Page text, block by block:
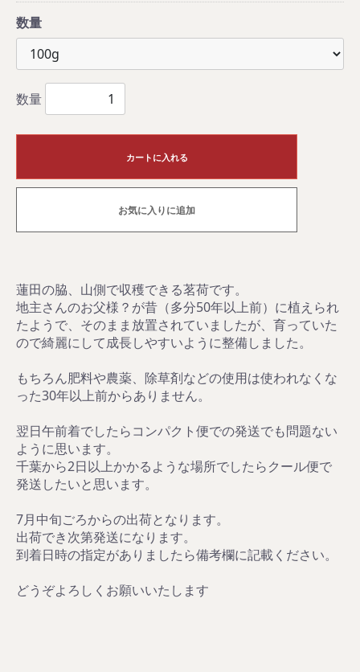
数量
数量
カートに入れる
お気に入りに追加
蓮田の脇、山側で収穫できる茗荷です。
地主さんのお父様？が昔（多分50年以上前）に植えられ
たようで、そのまま放置されていましたが、育っていた
ので綺麗にして成長しやすいように整備しました。
もちろん肥料や農薬、除草剤などの使用は使われなくな
った30年以上前からありません。
翌日午前着でしたらコンパクト便での発送でも問題ない
ように思います。
千葉から2日以上かかるような場所でしたらクール便で
発送したいと思います。
7月中旬ごろからの出荷となります。
出荷でき次第発送になります。
到着日時の指定がありましたら備考欄に記載ください。
どうぞよろしくお願いいたします